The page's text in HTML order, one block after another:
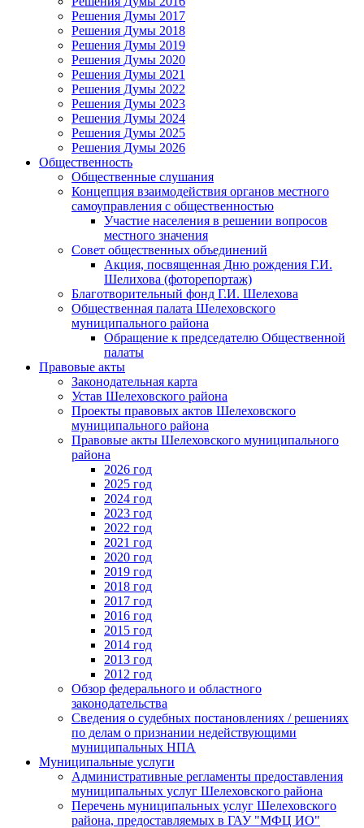
Решения Думы 2017
Решения Думы 2018
Решения Думы 2019
Решения Думы 2020
Решения Думы 2021
Решения Думы 2022
Решения Думы 2023
Решения Думы 2024
Решения Думы 2025
Решения Думы 2026
Общественность
Общественные слушания
Концепция взаимодействия органов местного
самоуправления с общественностью
Участие населения в решении вопросов
местного значения
Совет общественных объединений
Акция, посвященная Дню рождения Г.И.
Шелихова (фоторепортаж)
Благотворительный фонд Г.И. Шелехова
Общественная палата Шелеховского
муниципального района
Обращение к председателю Общественной
палаты
Правовые акты
Законодательная карта
Устав Шелеховского района
Проекты правовых актов Шелеховского
муниципального района
Правовые акты Шелеховского муниципального
района
2026 год
2025 год
2024 год
2023 год
2022 год
2021 год
2020 год
2019 год
2018 год
2017 год
2016 год
2015 год
2014 год
2013 год
2012 год
Обзор федерального и областного
законодательства
Сведения о судебных постановлениях / решениях
по делам о признании недействующими
муниципальных НПА
Муниципальные услуги
Административные регламенты предоставления
муниципальных услуг Шелеховского района
Перечень муниципальных услуг Шелеховского
района, предоставляемых в ГАУ "МФЦ ИО"